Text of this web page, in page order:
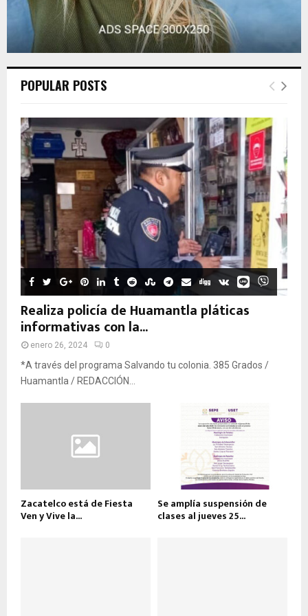
POPULAR POSTS
Realiza policía de Huamantla pláticas
informativas con la...
enero 26, 2024 0
*A través del programa Salvando tu colonia. 385 Grados /
Huamantla / REDACCIÓN...
Zacatelco está de Fiesta
Ven y Vive la...
Se amplía suspensión de
clases al jueves 25...